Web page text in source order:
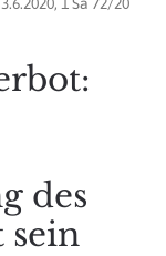
des
sein